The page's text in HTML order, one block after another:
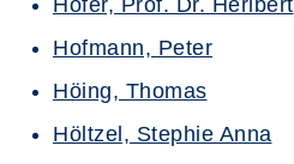
Hofer, Prof. Dr. Heribert
Hofmann, Peter
Höing, Thomas
Höltzel, Stephie Anna